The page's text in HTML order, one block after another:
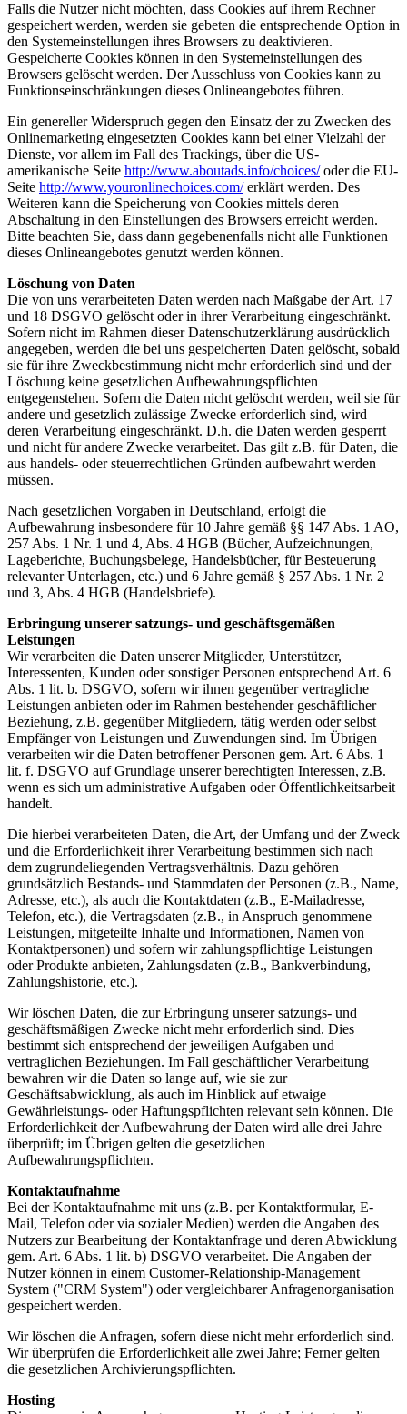
Falls die Nutzer nicht möchten, dass Cookies auf ihrem Rechner
gespeichert werden, werden sie gebeten die entsprechende Option in
den Systemeinstellungen ihres Browsers zu deaktivieren.
Gespeicherte Cookies können in den Systemeinstellungen des
Browsers gelöscht werden. Der Ausschluss von Cookies kann zu
Funktionseinschränkungen dieses Onlineangebotes führen.
Ein genereller Widerspruch gegen den Einsatz der zu Zwecken des
Onlinemarketing eingesetzten Cookies kann bei einer Vielzahl der
Dienste, vor allem im Fall des Trackings, über die US-
amerikanische Seite http://www.aboutads.info/choices/oder die EU-
Seite http://www.youronlinechoices.com/erklärt werden. Des
Weiteren kann die Speicherung von Cookies mittels deren
Abschaltung in den Einstellungen des Browsers erreicht werden.
Bitte beachten Sie, dass dann gegebenenfalls nicht alle Funktionen
dieses Onlineangebotes genutzt werden können.
Löschung von Daten
Die von uns verarbeiteten Daten werden nach Maßgabe der Art. 17
und 18 DSGVO gelöscht oder in ihrer Verarbeitung eingeschränkt.
Sofern nicht im Rahmen dieser Datenschutzerklärung ausdrücklich
angegeben, werden die bei uns gespeicherten Daten gelöscht, sobald
sie für ihre Zweckbestimmung nicht mehr erforderlich sind und der
Löschung keine gesetzlichen Aufbewahrungspflichten
entgegenstehen. Sofern die Daten nicht gelöscht werden, weil sie für
andere und gesetzlich zulässige Zwecke erforderlich sind, wird
deren Verarbeitung eingeschränkt. D.h. die Daten werden gesperrt
und nicht für andere Zwecke verarbeitet. Das gilt z.B. für Daten, die
aus handels- oder steuerrechtlichen Gründen aufbewahrt werden
müssen.
Nach gesetzlichen Vorgaben in Deutschland, erfolgt die
Aufbewahrung insbesondere für 10 Jahre gemäß §§ 147 Abs. 1 AO,
257 Abs. 1 Nr. 1 und 4, Abs. 4 HGB (Bücher, Aufzeichnungen,
Lageberichte, Buchungsbelege, Handelsbücher, für Besteuerung
relevanter Unterlagen, etc.) und 6 Jahre gemäß § 257 Abs. 1 Nr. 2
und 3, Abs. 4 HGB (Handelsbriefe).
Erbringung unserer satzungs- und geschäftsgemäßen
Leistungen
Wir verarbeiten die Daten unserer Mitglieder, Unterstützer,
Interessenten, Kunden oder sonstiger Personen entsprechend Art. 6
Abs. 1 lit. b. DSGVO, sofern wir ihnen gegenüber vertragliche
Leistungen anbieten oder im Rahmen bestehender geschäftlicher
Beziehung, z.B. gegenüber Mitgliedern, tätig werden oder selbst
Empfänger von Leistungen und Zuwendungen sind. Im Übrigen
verarbeiten wir die Daten betroffener Personen gem. Art. 6 Abs. 1
lit. f. DSGVO auf Grundlage unserer berechtigten Interessen, z.B.
wenn es sich um administrative Aufgaben oder Öffentlichkeitsarbeit
handelt.
Die hierbei verarbeiteten Daten, die Art, der Umfang und der Zweck
und die Erforderlichkeit ihrer Verarbeitung bestimmen sich nach
dem zugrundeliegenden Vertragsverhältnis. Dazu gehören
grundsätzlich Bestands- und Stammdaten der Personen (z.B., Name,
Adresse, etc.), als auch die Kontaktdaten (z.B., E-Mailadresse,
Telefon, etc.), die Vertragsdaten (z.B., in Anspruch genommene
Leistungen, mitgeteilte Inhalte und Informationen, Namen von
Kontaktpersonen) und sofern wir zahlungspflichtige Leistungen
oder Produkte anbieten, Zahlungsdaten (z.B., Bankverbindung,
Zahlungshistorie, etc.).
Wir löschen Daten, die zur Erbringung unserer satzungs- und
geschäftsmäßigen Zwecke nicht mehr erforderlich sind. Dies
bestimmt sich entsprechend der jeweiligen Aufgaben und
vertraglichen Beziehungen. Im Fall geschäftlicher Verarbeitung
bewahren wir die Daten so lange auf, wie sie zur
Geschäftsabwicklung, als auch im Hinblick auf etwaige
Gewährleistungs- oder Haftungspflichten relevant sein können. Die
Erforderlichkeit der Aufbewahrung der Daten wird alle drei Jahre
überprüft; im Übrigen gelten die gesetzlichen
Aufbewahrungspflichten.
Kontaktaufnahme
Bei der Kontaktaufnahme mit uns (z.B. per Kontaktformular, E-
Mail, Telefon oder via sozialer Medien) werden die Angaben des
Nutzers zur Bearbeitung der Kontaktanfrage und deren Abwicklung
gem. Art. 6 Abs. 1 lit. b) DSGVO verarbeitet. Die Angaben der
Nutzer können in einem Customer-Relationship-Management
System ("CRM System") oder vergleichbarer Anfragenorganisation
gespeichert werden.
Wir löschen die Anfragen, sofern diese nicht mehr erforderlich sind.
Wir überprüfen die Erforderlichkeit alle zwei Jahre; Ferner gelten
die gesetzlichen Archivierungspflichten.
Hosting